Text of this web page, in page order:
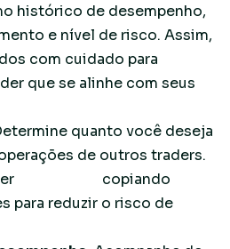
histórico de desempenho,
e nível de risco. Assim,
com cuidado para
que se alinhe com seus
quanto você deseja
de outros traders.
copiando
para reduzir o risco de